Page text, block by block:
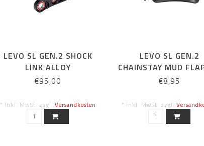
LEVO SL GEN.2 SHOCK
LINK ALLOY
€95,00
* Inkl. MwSt. zzgl. Versandkosten
LEVO SL GEN.2
CHAINSTAY MUD
W/ BOLTS
€8,95
* Inkl. MwSt. zzgl.